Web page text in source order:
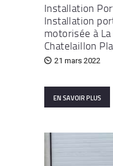
Installation
Installation
motorisée à
Chatelaillon
21 mars 2022
EN SAVOIR PLUS